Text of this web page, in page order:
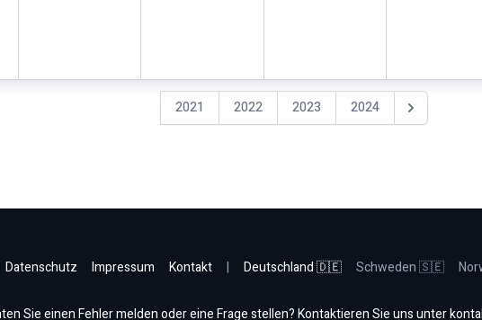
2021 2022 2023 2024 Nächstes Jahr
Datenschutz Impressum Kontakt | Deutschland 🇩🇪 Schweden 🇸🇪
Sie einen Fehler melden oder eine Frage stellen? Kontaktieren Sie uns unter